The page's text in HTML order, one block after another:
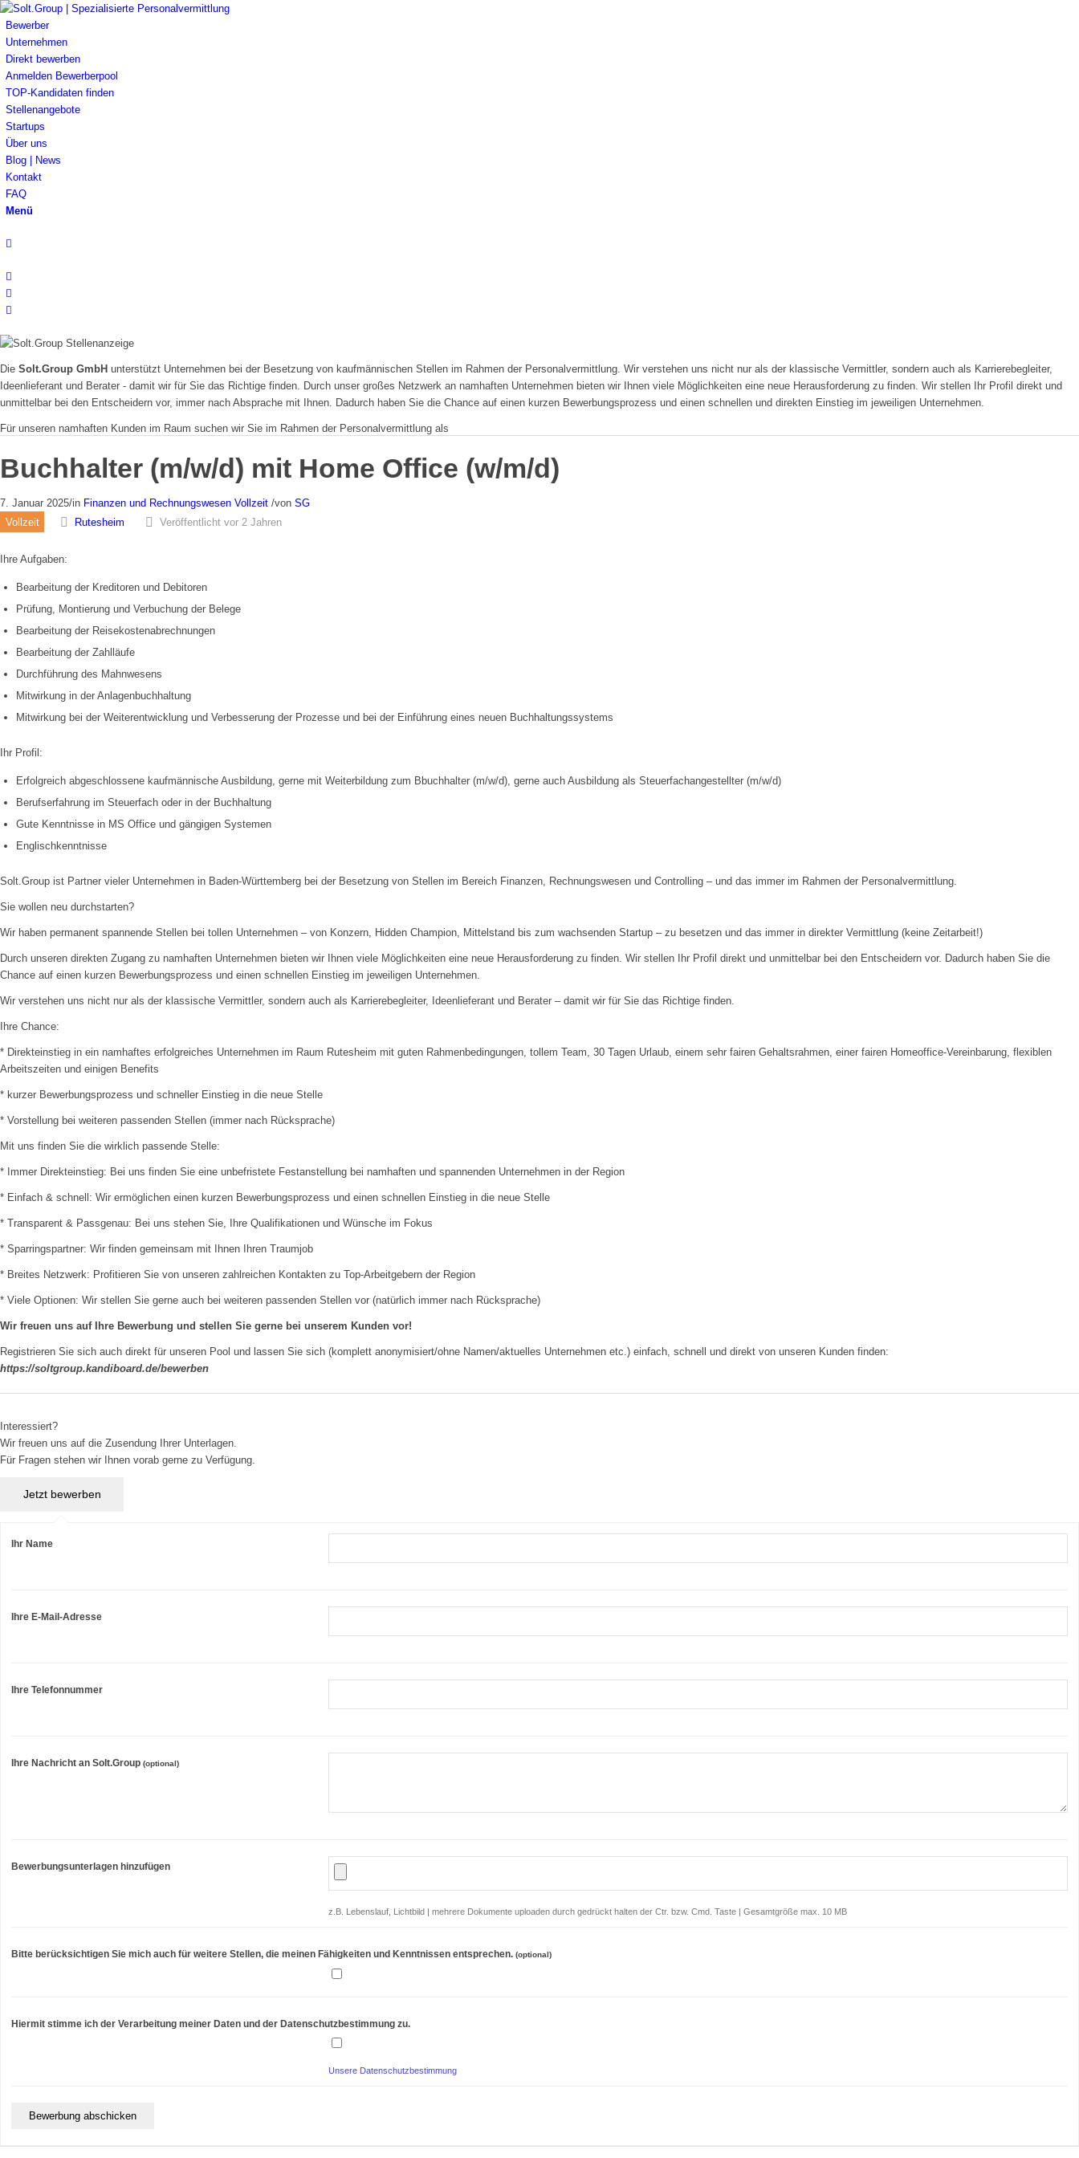
Bewerber
Unternehmen
Direkt bewerben
Anmelden Bewerberpool
TOP-Kandidaten finden
Stellenangebote
Startups
Über uns
Blog | News
Kontakt
FAQ
Menü
Die Solt.Group GmbH unterstützt Unternehmen bei der Besetzung von kaufmännischen Stellen im Rahmen der Personalvermittlung. Wir verstehen uns nicht nur als der klassische Vermittler, sondern auch als Karrierebegleiter,
Ideenlieferant und Berater - damit wir für Sie das Richtige finden. Durch unser großes Netzwerk an namhaften Unternehmen bieten wir Ihnen viele Möglichkeiten eine neue Herausforderung zu finden. Wir stellen Ihr Profil direkt und
unmittelbar bei den Entscheidern vor, immer nach Absprache mit Ihnen. Dadurch haben Sie die Chance auf einen kurzen Bewerbungsprozess und einen schnellen und direkten Einstieg im jeweiligen Unternehmen.
Für unseren namhaften Kunden im Raum suchen wir Sie im Rahmen der Personalvermittlung als
Buchhalter (m/w/d) mit Home Office (w/m/d)
7. Januar 2025/in Finanzen und Rechnungswesen Vollzeit /von SG
Vollzeit
Rutesheim Veröffentlicht vor 2 Jahren
Ihre Aufgaben:
Bearbeitung der Kreditoren und Debitoren
Prüfung, Montierung und Verbuchung der Belege
Bearbeitung der Reisekostenabrechnungen
Bearbeitung der Zahlläufe
Durchführung des Mahnwesens
Mitwirkung in der Anlagenbuchhaltung
Mitwirkung bei der Weiterentwicklung und Verbesserung der Prozesse und bei der Einführung eines neuen Buchhaltungssystems
Ihr Profil:
Erfolgreich abgeschlossene kaufmännische Ausbildung, gerne mit Weiterbildung zum Bbuchhalter (m/w/d), gerne auch Ausbildung als Steuerfachangestellter (m/w/d)
Berufserfahrung im Steuerfach oder in der Buchhaltung
Gute Kenntnisse in MS Office und gängigen Systemen
Englischkenntnisse
Solt.Group ist Partner vieler Unternehmen in Baden-Württemberg bei der Besetzung von Stellen im Bereich Finanzen, Rechnungswesen und Controlling – und das immer im Rahmen der Personalvermittlung.
Sie wollen neu durchstarten?
Wir haben permanent spannende Stellen bei tollen Unternehmen – von Konzern, Hidden Champion, Mittelstand bis zum wachsenden Startup – zu besetzen und das immer in direkter Vermittlung (keine Zeitarbeit!)
Durch unseren direkten Zugang zu namhaften Unternehmen bieten wir Ihnen viele Möglichkeiten eine neue Herausforderung zu finden. Wir stellen Ihr Profil direkt und unmittelbar bei den Entscheidern vor. Dadurch haben Sie die
Chance auf einen kurzen Bewerbungsprozess und einen schnellen Einstieg im jeweiligen Unternehmen.
Wir verstehen uns nicht nur als der klassische Vermittler, sondern auch als Karrierebegleiter, Ideenlieferant und Berater – damit wir für Sie das Richtige finden.
Ihre Chance:
* Direkteinstieg in ein namhaftes erfolgreiches Unternehmen im Raum Rutesheim mit guten Rahmenbedingungen, tollem Team, 30 Tagen Urlaub, einem sehr fairen Gehaltsrahmen, einer fairen Homeoffice-Vereinbarung, flexiblen
Arbeitszeiten und einigen Benefits
* kurzer Bewerbungsprozess und schneller Einstieg in die neue Stelle
* Vorstellung bei weiteren passenden Stellen (immer nach Rücksprache)
Mit uns finden Sie die wirklich passende Stelle:
* Immer Direkteinstieg: Bei uns finden Sie eine unbefristete Festanstellung bei namhaften und spannenden Unternehmen in der Region
* Einfach & schnell: Wir ermöglichen einen kurzen Bewerbungsprozess und einen schnellen Einstieg in die neue Stelle
* Transparent & Passgenau: Bei uns stehen Sie, Ihre Qualifikationen und Wünsche im Fokus
* Sparringspartner: Wir finden gemeinsam mit Ihnen Ihren Traumjob
* Breites Netzwerk: Profitieren Sie von unseren zahlreichen Kontakten zu Top-Arbeitgebern der Region
* Viele Optionen: Wir stellen Sie gerne auch bei weiteren passenden Stellen vor (natürlich immer nach Rücksprache)
Wir freuen uns auf Ihre Bewerbung und stellen Sie gerne bei unserem Kunden vor!
Registrieren Sie sich auch direkt für unseren Pool und lassen Sie sich (komplett anonymisiert/ohne Namen/aktuelles Unternehmen etc.) einfach, schnell und direkt von unseren Kunden finden:
https://soltgroup.kandiboard.de/bewerben
Interessiert?
Wir freuen uns auf die Zusendung Ihrer Unterlagen.
Für Fragen stehen wir Ihnen vorab gerne zu Verfügung.
Ihr Name
Ihre E-Mail-Adresse
Ihre Telefonnummer
Ihre Nachricht an Solt.Group (optional)
Bewerbungsunterlagen hinzufügen
z.B. Lebenslauf, Lichtbild | mehrere Dokumente uploaden durch gedrückt halten der Ctr. bzw. Cmd. Taste | Gesamtgröße max. 10 MB
Bitte berücksichtigen Sie mich auch für weitere Stellen, die meinen Fähigkeiten und Kenntnissen entsprechen. (optional)
Hiermit stimme ich der Verarbeitung meiner Daten und der Datenschutzbestimmung zu.
Unsere Datenschutzbestimmung